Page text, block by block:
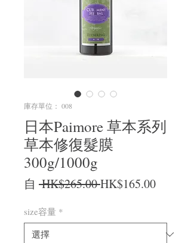
庫存單位： 008
日本Paimore 草本系列
草本修復髮膜
300g/1000g
自 HK$265.00 一般價格
HK$165.00促銷價
size容量 *